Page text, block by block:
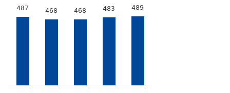
487 468 468 483 489